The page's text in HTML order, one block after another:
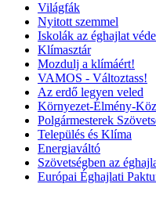
Világfák
Nyitott szemmel
Iskolák az éghajlat
Klímasztár
Mozdulj a klímáért!
VAMOS - Változtass!
Az erdő legyen veled
Környezet-Élmény-
Polgármesterek
Település és Klíma
Energiaváltó
Szövetségben az
Európai Éghajlati